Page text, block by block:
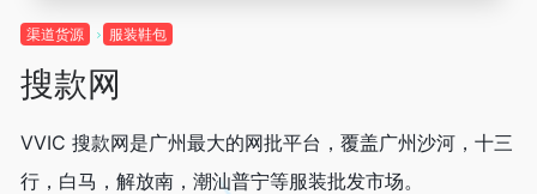
渠道货源 服装鞋包
搜款网
VVIC 搜款网是广州最大的网批平台，覆盖广州沙河，十三
行，白马，解放南，潮汕普宁等服装批发市场。